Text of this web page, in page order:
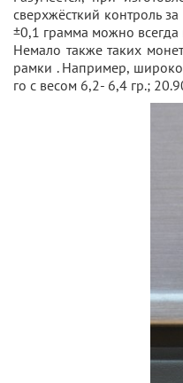
сверхжёсткий контроль
±0,1 грамма можно всегда
Немало также таких
рамки . Например, широко
го с весом 6,2- 6,4 гр.;